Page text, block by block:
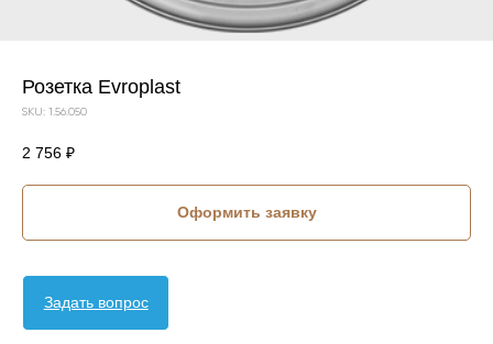
Розетка Evroplast
SKU: 1.56.050
2 756 ₽
Оформить заявку
Задать вопрос